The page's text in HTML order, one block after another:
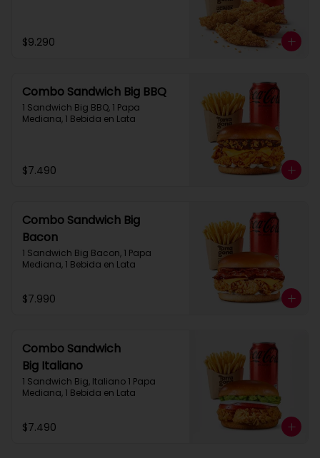
$9.290
Combo Sandwich Big BBQ
1 Sandwich Big BBQ, 1 Papa
Mediana, 1 Bebida en Lata
$7.490
Combo Sandwich Big
Bacon
1 Sandwich Big Bacon, 1 Papa
Mediana, 1 Bebida en Lata
$7.990
Combo Sandwich
Big Italiano
1 Sandwich Big, Italiano 1 Papa
Mediana, 1 Bebida en Lata
$7.490